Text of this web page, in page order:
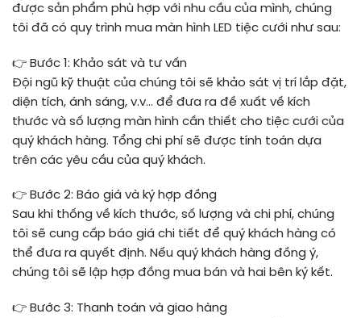
được sản phẩm phù hợp với nhu cầu của mình, chúng
tôi đã có quy trình mua màn hình LED tiệc cưới như sau:
👉 Bước 1: Khảo sát và tư vấn
Đội ngũ kỹ thuật của chúng tôi sẽ khảo sát vị trí lắp đặt,
diện tích, ánh sáng, v.v… để đưa ra đề xuất về kích
thước và số lượng màn hình cần thiết cho tiệc cưới của
quý khách hàng. Tổng chi phí sẽ được tính toán dựa
trên các yêu cầu của quý khách.
👉 Bước 2: Báo giá và ký hợp đồng
Sau khi thống về kích thước, số lượng và chi phí, chúng
tôi sẽ cung cấp báo giá chi tiết để quý khách hàng có
thể đưa ra quyết định. Nếu quý khách hàng đồng ý,
chúng tôi sẽ lập hợp đồng mua bán và hai bên ký kết.
👉 Bước 3: Thanh toán và giao hàng